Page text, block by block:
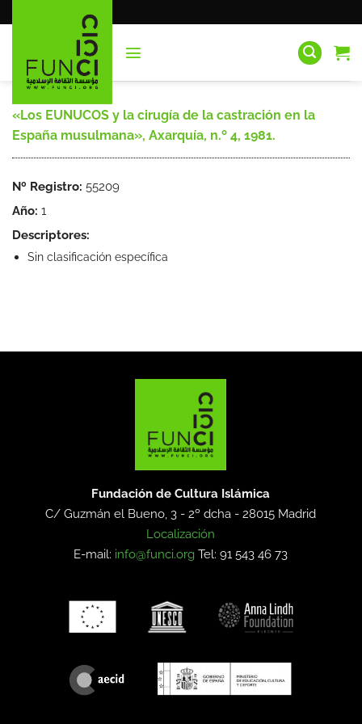
al
«Los EUNUCOS y la cirugía de la castración en la
España musulmana», Axarquía, n.º 4, 1981.
Nº Registro: 55209
Año: 1
Descriptores:
Sin clasificación específica
Fundación de Cultura Islámica
C/ Guzmán el Bueno, 3 - 2º dcha -28015 Madrid
Localización
E-mail: info@funci.org Tel: 91 543 46 73